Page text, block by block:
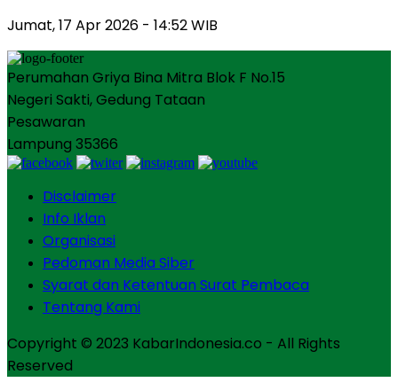
Jumat, 17 Apr 2026 - 14:52 WIB
Perumahan Griya Bina Mitra Blok F No.15
Negeri Sakti, Gedung Tataan
Pesawaran
Lampung 35366
Disclaimer
Info Iklan
Organisasi
Pedoman Media Siber
Syarat dan Ketentuan Surat Pembaca
Tentang Kami
Copyright © 2023 KabarIndonesia.co - All Rights
Reserved